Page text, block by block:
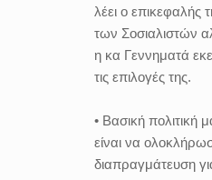
λέει ο επικεφαλής
των Σοσιαλιστών
η κα Γεννηματά
τις επιλογές της.
• Βασική πολιτική
είναι να
διαπραγμάτευση